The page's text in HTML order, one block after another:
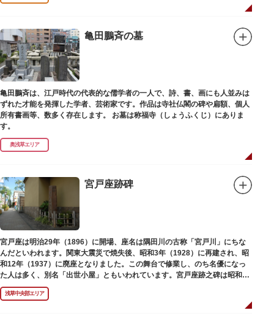
亀田鵬斉の墓
亀田鵬斉は、江戸時代の代表的な儒学者の一人で、詩、書、画にも人並みは
ずれた才能を発揮した学者、芸術家です。作品は寺社仏閣の碑や扁額、個人
所有書画等、数多く存在します。 お墓は称福寺（しょうふくじ）にありま
す。
奥浅草エリア
宮戸座跡碑
宮戸座は明治29年（1896）に開場、座名は隅田川の古称「宮戸川」にちな
んだといわれます。関東大震災で焼失後、昭和3年（1928）に再建され、昭
和12年（1937）に廃座となりました。この舞台で修業し、のち名優になっ
た人は多く、別名「出世小屋」ともいわれています。宮戸座跡之碑は昭和53
年（1978）に建てられました。
浅草中央部エリア